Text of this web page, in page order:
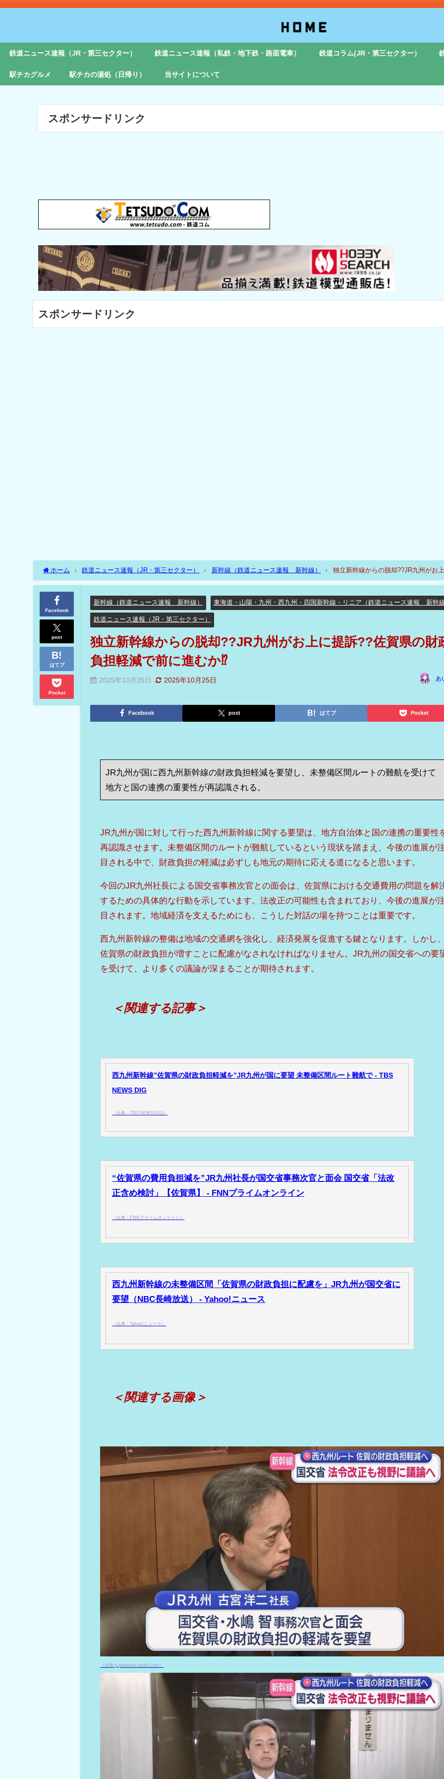
鉄道ニュース速報（JR・第三セクター） 鉄道ニュース速報（私鉄・地下鉄・路面電車） 鉄道コラム(JR・第三セクター）
駅チカグルメ 駅チカの湯処（日帰り） 当サイトについて
スポンサードリンク
スポンサードリンク
ホーム 鉄道ニュース速報（JR・第三セクター） 新幹線（鉄道ニュース速報 新幹線）
独立新幹線からの脱却??JR九州がお上
訴??佐賀県の財政負担軽減で前に進むか⁉
Facebook
post
はてブ
Pocket
新幹線（鉄道ニュース速報 新幹線） 東海道・山陽・九州・西九州・四国新幹線・リニア（鉄道ニュース速報 新幹線
鉄道ニュース速報（JR・第三セクター）
独立新幹線からの脱却??JR九州がお上に提訴??佐賀県の財
負担軽減で前に進むか⁉
2025年10月25日 2025年10月25日 あ
Facebook post はてブ Pocket
JR九州が国に西九州新幹線の財政負担軽減を要望し、未整備区間ルートの難航を受けて
地方と国の連携の重要性が再認識される。
JR九州が国に対して行った西九州新幹線に関する要望は、地方自治体と国の連携の重要性
再認識させます。未整備区間のルートが難航しているという現状を踏まえ、今後の進展が
目される中で、財政負担の軽減は必ずしも地元の期待に応える道になると思います。
今回のJR九州社長による国交省事務次官との面会は、佐賀県における交通費用の問題を解
するための具体的な行動を示しています。法改正の可能性も含まれており、今後の進展が
目されます。地域経済を支えるためにも、こうした対話の場を持つことは重要です。
西九州新幹線の整備は地域の交通網を強化し、経済発展を促進する鍵となります。しかし、
佐賀県の財政負担が増すことに配慮がなされなければなりません。JR九州の国交省への要
を受けて、より多くの議論が深まることが期待されます。
＜関連する記事＞
西九州新幹線”佐賀県の財政負担軽減を”JR九州が国に要望 未整備区間ルート難航で - TBS
NEWS DIG
（出典：TBS NEWS DIG）
“佐賀県の費用負担減を”JR九州社長が国交省事務次官と面会 国交省「法改
正含め検討」【佐賀県】 - FNNプライムオンライン
（出典：FNNプライムオンライン）
西九州新幹線の未整備区間「佐賀県の財政負担に配慮を」JR九州が国交省に
要望（NBC長崎放送） - Yahoo!ニュース
（出典：Yahoo!ニュース）
＜関連する画像＞
（出典 p.potaufeu.asahi.com）